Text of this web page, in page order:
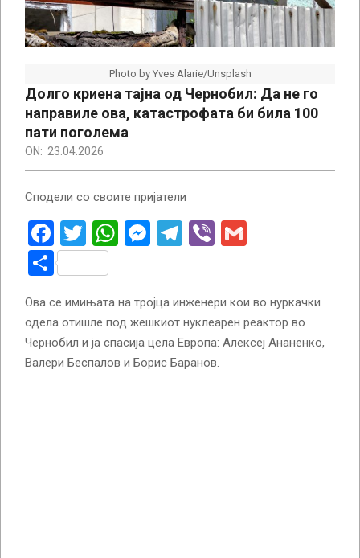
Photo by Yves Alarie/Unsplash
Долго криена тајна од Чернобил: Да не го
направиле ова, катастрофата би била 100
пати поголема
ON: 23.04.2026
Сподели со своите пријатели
Facebook
Twitter
WhatsApp
Messenger
Telegram
Viber
Share
Ова се имињата на тројца инженери кои во нуркачки
одела отишле под жешкиот нуклеарен реактор во
Чернобил и ја спасија цела Европа: Алексеј Ананенко,
Валери Беспалов и Борис Баранов.